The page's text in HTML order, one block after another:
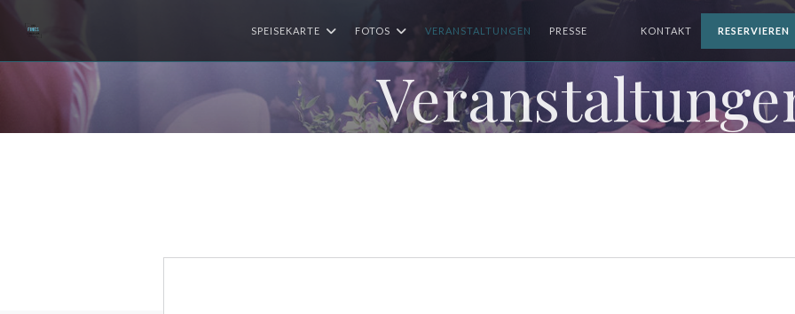
SPEISEKARTE FOTOS VERANSTALTUNGEN PRESSE KONTAKT RESERVIEREN